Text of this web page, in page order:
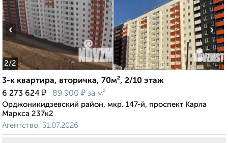
2/2
‹ ›
3-к квартира, вторичка, 70м², 2/10 этаж
6 273 624 ₽ 89 900 ₽ за м²
Орджоникидзевский район, мкр. 147-й, проспект Карла
Маркса 237к2
Агентство, 31.07.2026